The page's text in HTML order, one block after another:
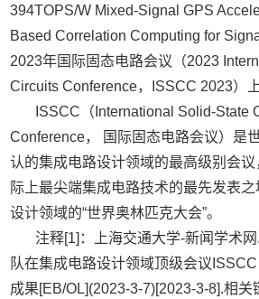
394TOPS/W Mixed-Signal GPS
Based Correlation Computing for
2023年国际固态电路会议（2023
Circuits Conference，ISSCC 2023）
ISSCC（International Solid-State
Conference， 国际固态电路会议）是
认的集成电路设计领域的最高级别会
际上最尖端集成电路技术的最先发表
设计领域的“世界奥林匹克大会”。
注释[1]：上海交通大学-新闻学术
队在集成电路设计领域顶级会议
成果[EB/OL](2023-3-7)[2023-3-8].相关